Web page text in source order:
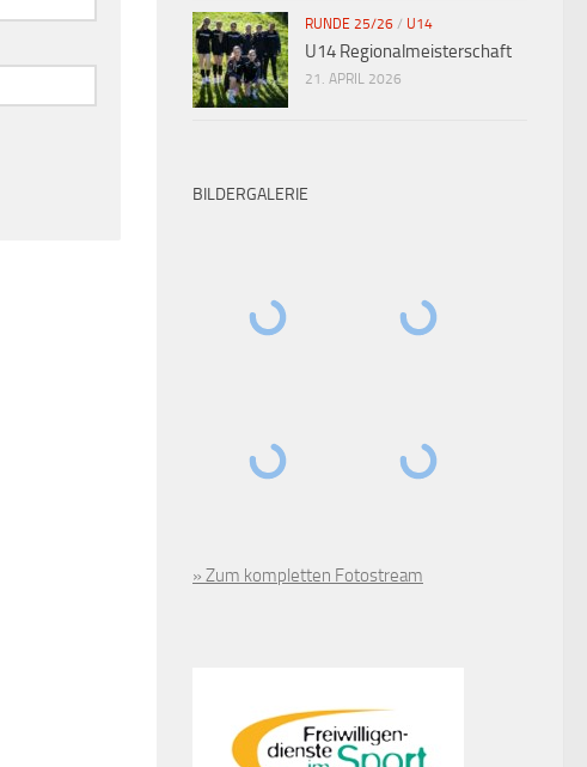
RUNDE 25/26 / U14
U14 Regionalmeisterschaft
21. APRIL 2026
BILDERGALERIE
» Zum kompletten Fotostream